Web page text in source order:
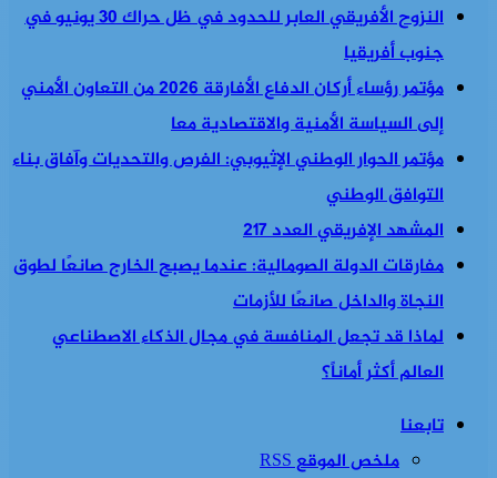
النزوح الأفريقي العابر للحدود في ظل حراك 30 يونيو في
جنوب أفريقيا
مؤتمر رؤساء أركان الدفاع الأفارقة 2026 من التعاون الأمني
إلى السياسة الأمنية والاقتصادية معا
مؤتمر الحوار الوطني الإثيوبي: الفرص والتحديات وآفاق بناء
التوافق الوطني
المشهد الإفريقي العدد 217
مفارقات الدولة الصومالية: عندما يصبح الخارج صانعًا لطوق
النجاة والداخل صانعًا للأزمات
لماذا قد تجعل المنافسة في مجال الذكاء الاصطناعي
العالم أكثر أماناً؟
تابعنا
ملخص الموقع RSS